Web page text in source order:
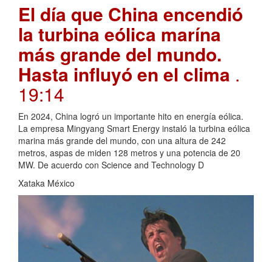
El día que China encendió
la turbina eólica marína
más grande del mundo.
Hasta influyó en el clima .
19:14
En 2024, China logró un importante hito en energía eólica.
La empresa Mingyang Smart Energy instaló la turbina eólica
marina más grande del mundo, con una altura de 242
metros, aspas de miden 128 metros y una potencia de 20
MW. De acuerdo con Science and Technology D
Xataka México